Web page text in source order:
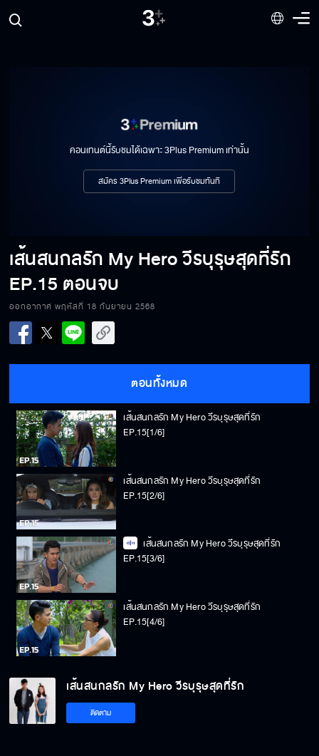
คอนเทนต์นี้รับชมได้เฉพาะ 3Plus Premium เท่านั้น
สมัคร 3Plus Premium เพื่อรับชมทันที
เส้นสนกลรัก My Hero วีรบุรุษสุดที่รัก
EP.15 ตอนจบ
ออกอากาศ พฤหัสที่ 18 กันยายน 2568
ตอนทั้งหมด
เส้นสนกลรัก My Hero วีรบุรุษสุดที่รัก
EP.15[1/6]
เส้นสนกลรัก My Hero วีรบุรุษสุดที่รัก
EP.15[2/6]
เส้นสนกลรัก My Hero วีรบุรุษสุดที่รัก
EP.15[3/6]
เส้นสนกลรัก My Hero วีรบุรุษสุดที่รัก
EP.15[4/6]
EP.15[5/6]
เส้นสนกลรัก My Hero วีรบุรุษสุดที่รัก
ติดตาม